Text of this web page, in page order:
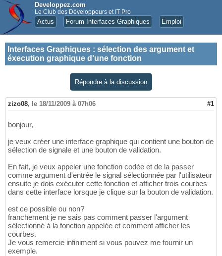
Developpez.com
Le Club des Développeurs et IT Pro
Actus Forum Interfaces Graphiques Emploi
Interfaces Graphiques : sélection des argument et
éxecution graphique d'une fonction
Répondre à la discussion
zizo08, le 18/11/2009 à 07h06 #1
bonjour,
je veux créer une interface graphique qui contient une bouton de
sélection de signale et une bouton de validation.
En fait, je veux appeler une fonction codée et de la passer
comme argument d'entrée le signal sélectionnée par l'utilisateur
ensuite je dois exécuter cette fonction et afficher trois courbes
dans cette interface lorsque je clique sur la bouton de validation.
est ce possible ou non?
franchement je ne sais pas comment passer l'argument
sélectionné à la fonction appelée et comment afficher les
courbes.
Je vous remercie infiniment si vous pouvez me fournir un
exemple.